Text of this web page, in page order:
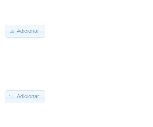
Adicionar
Adicionar